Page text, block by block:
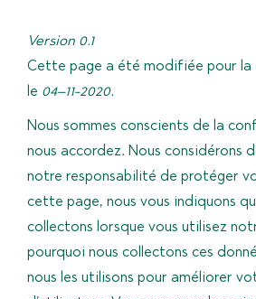
Version 0.1
Cette page a été modifiée pour la
le 04–11-2020.
Nous sommes conscients de la
nous accordez. Nous considérons
notre responsabilité de protéger
cette page, nous vous indiquons
collectons lorsque vous utilisez
pourquoi nous collectons ces
nous les utilisons pour améliorer